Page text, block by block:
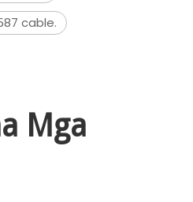
cable.
Mga